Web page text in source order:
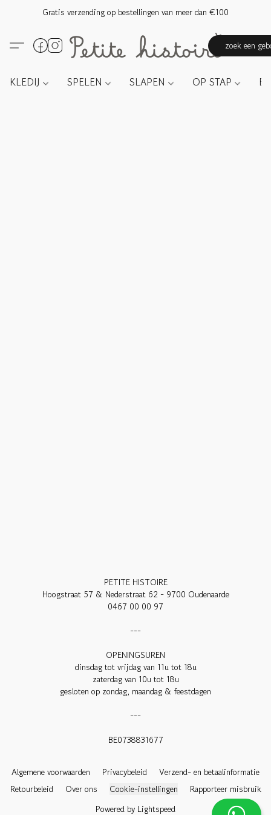
Gratis verzending op bestellingen van meer dan €100
zoek een
KLEDIJ SPELEN SLAPEN OP STAP
PETITE HISTOIRE
Hoogstraat 57 & Nederstraat 62 - 9700 Oudenaarde
0467 00 00 97
---
OPENINGSUREN
dinsdag tot vrijdag van 11u tot 18u
zaterdag van 10u tot 18u
gesloten op zondag, maandag & feestdagen
---
BE0738831677
Algemene voorwaarden Privacybeleid
Verzend- en betaalinformatie
Retourbeleid
Over ons Cookie-instellingen
Rapporteer misbruik
Powered by Lightspeed